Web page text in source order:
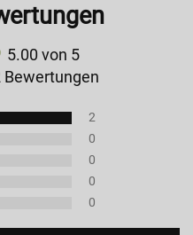
5.00 von 5
Bewertungen
2
0
0
0
0